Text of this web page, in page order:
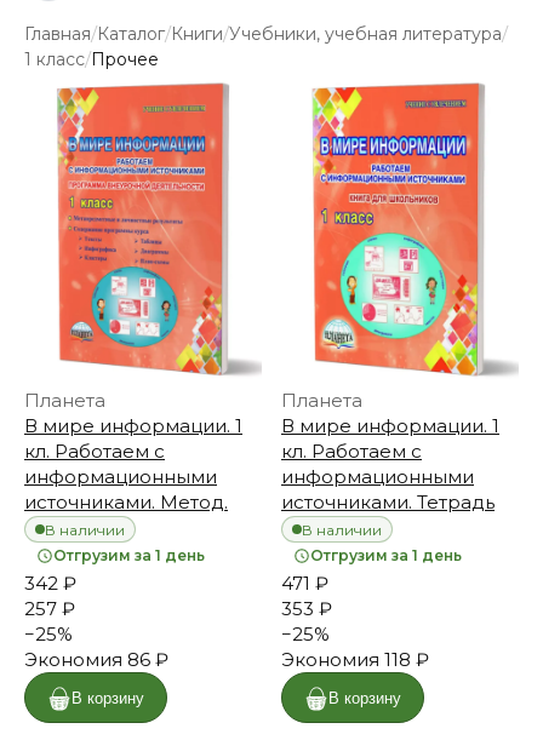
Главная/Каталог/Книги/Учебники, учебная литература/
1 класс/Прочее
Планета
В мире информации. 1
кл. Работаем с
информационными
источниками. Метод.
В наличии
Отгрузим за 1 день
342 ₽
257 ₽
−25%
Экономия 86 ₽
В корзину
Планета
В мире информации. 1
кл. Работаем с
информационными
источниками. Тетрадь
В наличии
Отгрузим за 1 день
471 ₽
353 ₽
−25%
Экономия 118 ₽
В корзину